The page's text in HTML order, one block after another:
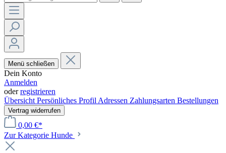
Menü schließen
Dein Konto
Anmelden
oderregistrieren
Übersicht Persönliches Profil Adressen Zahlungsarten Bestellungen
Vertrag widerrufen
0,00 €*
Zur Kategorie Hunde